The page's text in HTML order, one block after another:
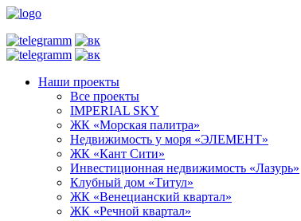
Наши проекты
Все проекты
IMPERIAL SKY
ЖК «Морская палитра»
Недвижимость у моря «ЭЛЕМЕНТ»
ЖК «Кант Сити»
Инвестиционная недвижимость «Лазурь»
Клубный дом «Титул»
ЖК «Венецианский квартал»
ЖК «Речной квартал»